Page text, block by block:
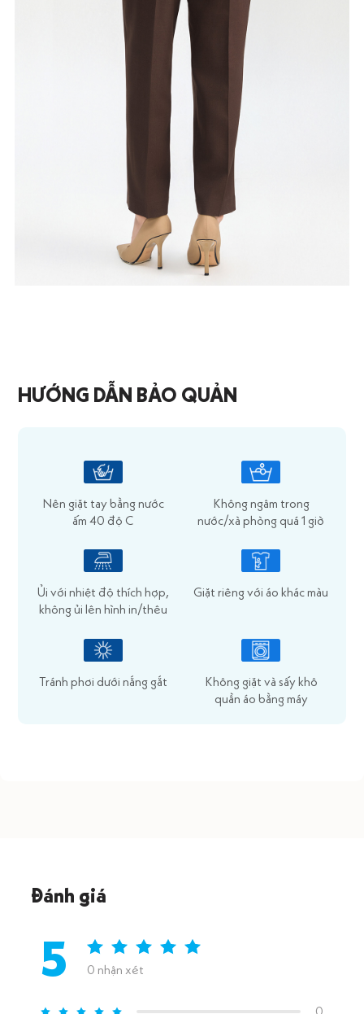
HƯỚNG DẪN BẢO QUẢN
Nên giặt tay bằng nước
ấm 40 độ C
Không ngâm trong
nước/xà phòng quá 1 giờ
Ủi với nhiệt độ thích hợp,
không ủi lên hình in/thêu
Giặt riêng với áo khác màu
Tránh phơi dưới nắng gắt
Không giặt và sấy khô
quần áo bằng máy
Đánh giá
5 0 nhận xét
0